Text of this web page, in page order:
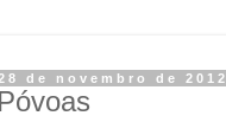
de novembro de 2012